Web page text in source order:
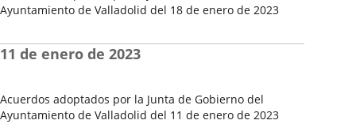
Ayuntamiento de Valladolid del 18 de enero de 2023
de
la
Acuerdos adoptados por la Junta de Gobierno del
Ayuntamiento de Valladolid del 11 de enero de 2023
11 de enero de 2023